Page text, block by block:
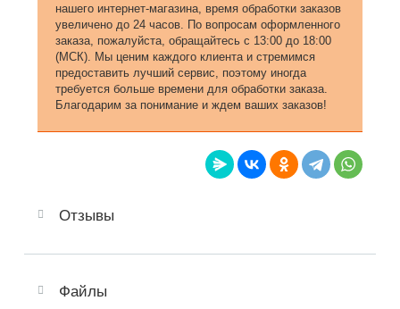
нашего интернет-магазина, время обработки заказов
увеличено до 24 часов. По вопросам оформленного
заказа, пожалуйста, обращайтесь с 13:00 до 18:00
(МСК). Мы ценим каждого клиента и стремимся
предоставить лучший сервис, поэтому иногда
требуется больше времени для обработки заказа.
Благодарим за понимание и ждем ваших заказов!
Отзывы
Файлы